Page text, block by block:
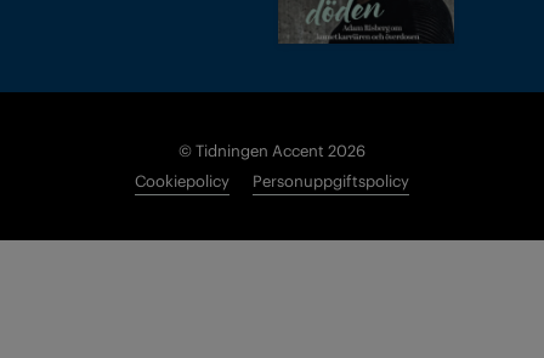
© Tidningen Accent 2026
Cookiepolicy
Personuppgiftspolicy